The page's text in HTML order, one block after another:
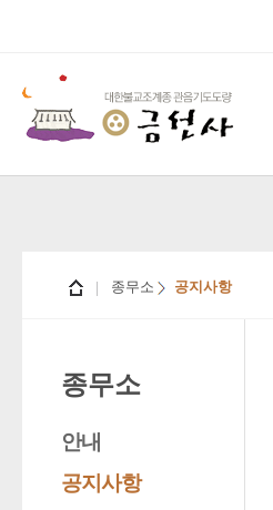
종무소 공지사항
종무소
안내
공지사항